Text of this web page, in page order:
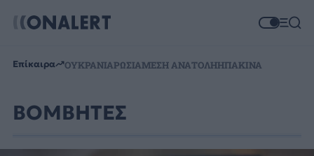
Επίκαιρα ΟΥΚΡΑΝΙΑΡΩΣΙΑΜΕΣΗ ΑΝΑΤΟΛΗΗΠΑΚΙΝΑ
ΒΟΜΒΗΤΕΣ